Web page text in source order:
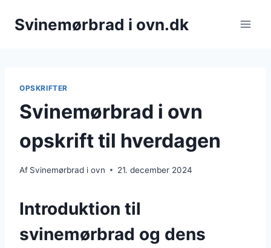
Svinemørbrad i ovn.dk
OPSKRIFTER
Svinemørbrad i ovn
opskrift til hverdagen
Af Svinemørbrad i ovn 21. december 2024
Introduktion til
svinemørbrad og dens